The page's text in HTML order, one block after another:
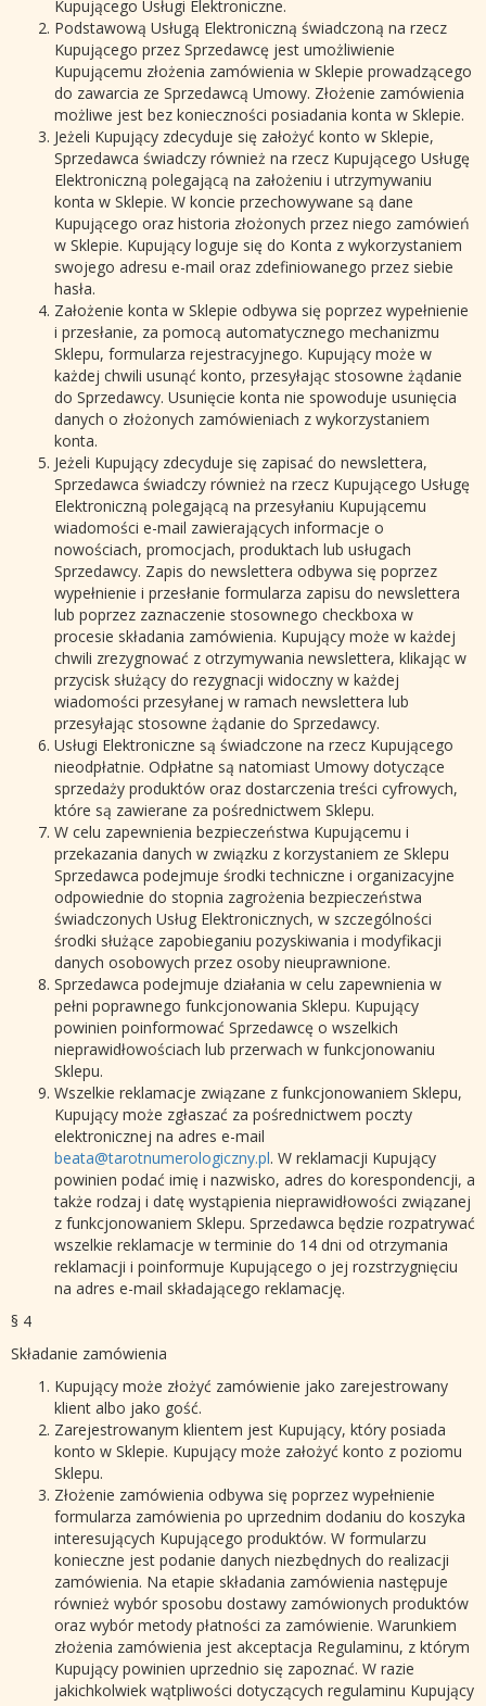
Kupującego Usługi Elektroniczne.
Podstawową Usługą Elektroniczną świadczoną na rzecz
Kupującego przez Sprzedawcę jest umożliwienie
Kupującemu złożenia zamówienia w Sklepie prowadzącego
do zawarcia ze Sprzedawcą Umowy. Złożenie zamówienia
możliwe jest bez konieczności posiadania konta w Sklepie.
Jeżeli Kupujący zdecyduje się założyć konto w Sklepie,
Sprzedawca świadczy również na rzecz Kupującego Usługę
Elektroniczną polegającą na założeniu i utrzymywaniu
konta w Sklepie. W koncie przechowywane są dane
Kupującego oraz historia złożonych przez niego zamówień
w Sklepie. Kupujący loguje się do Konta z wykorzystaniem
swojego adresu e-mail oraz zdefiniowanego przez siebie
hasła.
Założenie konta w Sklepie odbywa się poprzez wypełnienie
i przesłanie, za pomocą automatycznego mechanizmu
Sklepu, formularza rejestracyjnego. Kupujący może w
każdej chwili usunąć konto, przesyłając stosowne żądanie
do Sprzedawcy. Usunięcie konta nie spowoduje usunięcia
danych o złożonych zamówieniach z wykorzystaniem
konta.
Jeżeli Kupujący zdecyduje się zapisać do newslettera,
Sprzedawca świadczy również na rzecz Kupującego Usługę
Elektroniczną polegającą na przesyłaniu Kupującemu
wiadomości e-mail zawierających informacje o
nowościach, promocjach, produktach lub usługach
Sprzedawcy. Zapis do newslettera odbywa się poprzez
wypełnienie i przesłanie formularza zapisu do newslettera
lub poprzez zaznaczenie stosownego checkboxa w
procesie składania zamówienia. Kupujący może w każdej
chwili zrezygnować z otrzymywania newslettera, klikając w
przycisk służący do rezygnacji widoczny w każdej
wiadomości przesyłanej w ramach newslettera lub
przesyłając stosowne żądanie do Sprzedawcy.
Usługi Elektroniczne są świadczone na rzecz Kupującego
nieodpłatnie. Odpłatne są natomiast Umowy dotyczące
sprzedaży produktów oraz dostarczenia treści cyfrowych,
które są zawierane za pośrednictwem Sklepu.
W celu zapewnienia bezpieczeństwa Kupującemu i
przekazania danych w związku z korzystaniem ze Sklepu
Sprzedawca podejmuje środki techniczne i organizacyjne
odpowiednie do stopnia zagrożenia bezpieczeństwa
świadczonych Usług Elektronicznych, w szczególności
środki służące zapobieganiu pozyskiwania i modyfikacji
danych osobowych przez osoby nieuprawnione.
Sprzedawca podejmuje działania w celu zapewnienia w
pełni poprawnego funkcjonowania Sklepu. Kupujący
powinien poinformować Sprzedawcę o wszelkich
nieprawidłowościach lub przerwach w funkcjonowaniu
Sklepu.
Wszelkie reklamacje związane z funkcjonowaniem Sklepu,
Kupujący może zgłaszać za pośrednictwem poczty
elektronicznej na adres e-mail
beata@tarotnumerologiczny.pl. W reklamacji Kupujący
powinien podać imię i nazwisko, adres do korespondencji, a
także rodzaj i datę wystąpienia nieprawidłowości związanej
z funkcjonowaniem Sklepu. Sprzedawca będzie rozpatrywać
wszelkie reklamacje w terminie do 14 dni od otrzymania
reklamacji i poinformuje Kupującego o jej rozstrzygnięciu
na adres e-mail składającego reklamację.
§ 4
Składanie zamówienia
Kupujący może złożyć zamówienie jako zarejestrowany
klient albo jako gość.
Zarejestrowanym klientem jest Kupujący, który posiada
konto w Sklepie. Kupujący może założyć konto z poziomu
Sklepu.
Złożenie zamówienia odbywa się poprzez wypełnienie
formularza zamówienia po uprzednim dodaniu do koszyka
interesujących Kupującego produktów. W formularzu
konieczne jest podanie danych niezbędnych do realizacji
zamówienia. Na etapie składania zamówienia następuje
również wybór sposobu dostawy zamówionych produktów
oraz wybór metody płatności za zamówienie. Warunkiem
złożenia zamówienia jest akceptacja Regulaminu, z którym
Kupujący powinien uprzednio się zapoznać. W razie
jakichkolwiek wątpliwości dotyczących regulaminu Kupujący